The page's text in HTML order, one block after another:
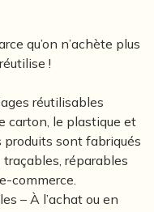
qu’on n’achète plus
!
réutilisables
carton, le plastique et
produits sont fabriqués
réparables
commerce.
– À l’achat ou en